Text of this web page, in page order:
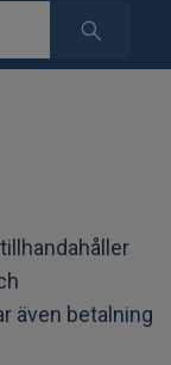
även betalning